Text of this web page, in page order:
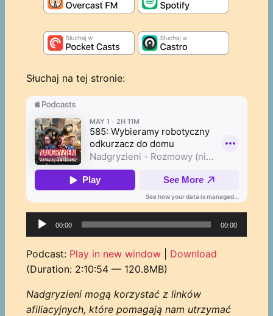
Słuchaj na tej stronie:
Odtwarzacz
plików
dźwiękowych
00:00 00:00
Podcast: Play in new window| Download
(Duration: 2:10:54 — 120.8MB)
Nadgryzieni mogą korzystać z linków
afiliacyjnych, które pomagają nam utrzymać